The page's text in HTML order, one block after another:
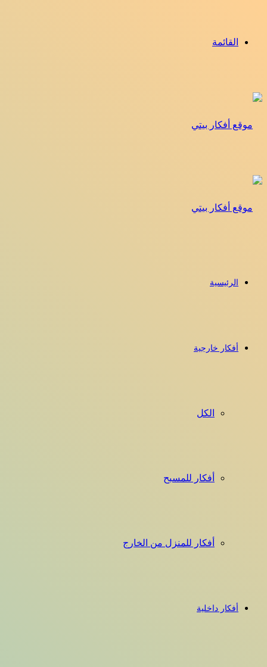
القائمة
الرئيسية
أفكار خارجية
الكل
أفكار للمسبح
أفكار للمنزل من الخارج
أفكار داخلية